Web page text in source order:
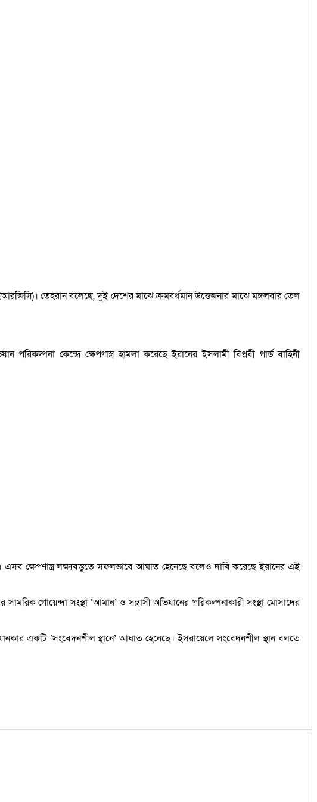
তেহরান বলেছে, দুই দেশের মাঝে ক্রমবর্ধমান উত্তেজনার মাঝে মঙ্গলবার তেল
কেন্দ্রে ক্ষেপণাস্ত্র হামলা করেছে ইরানের ইসলামী বিপ্লবী গার্ড বাহিনী
এসব ক্ষেপণাস্ত্র লক্ষ্যবস্তুতে সফলভাবে আঘাত হেনেছে বলেও দাবি করেছে ইরানের এই
গোয়েন্দা সংস্থা ‘আমান’ ও সন্ত্রাসী অভিযানের পরিকল্পনাকারী সংস্থা মোসাদের
একটি ‘সংবেদনশীল স্থানে’ আঘাত হেনেছে। ইসরায়েলে সংবেদনশীল স্থান বলতে